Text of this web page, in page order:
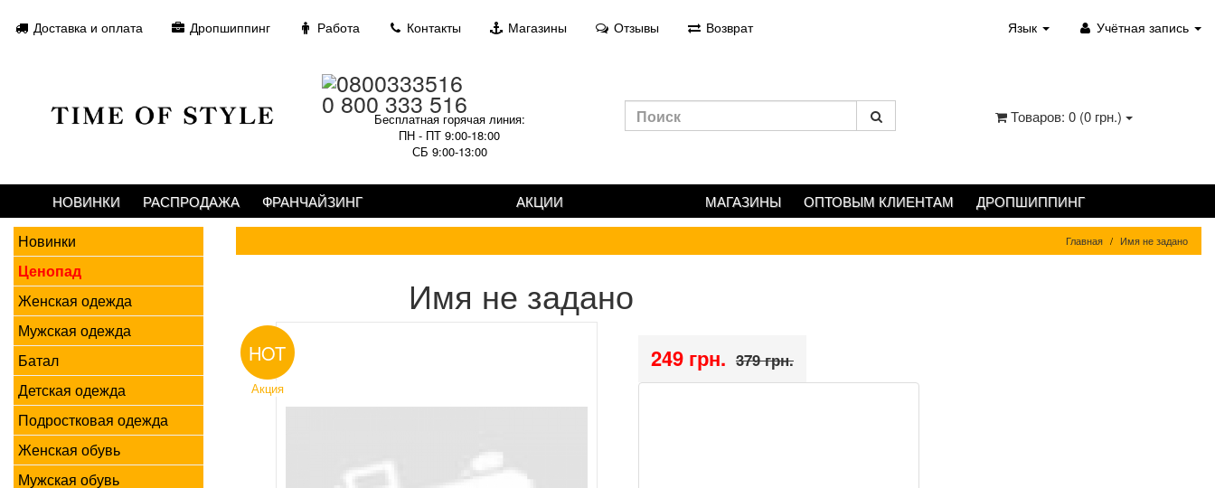
Доставка и оплата Дропшиппинг Работа Контакты Магазины Отзывы Возврат Язык Учётная запись
0 800 333 516
Бесплатная горячая линия:
ПН - ПТ 9:00-18:00
СБ 9:00-13:00
Товаров: 0 (0 грн.)
НОВИНКИ РАСПРОДАЖА ФРАНЧАЙЗИНГ АКЦИИ МАГАЗИНЫ ОПТОВЫМ КЛИЕНТАМ ДРОПШИППИНГ
Новинки
Ценопад
Женская одежда
Мужская одежда
Батал
Детская одежда
Подростковая одежда
Женская обувь
Мужская обувь
Главная Имя не задано
Имя не задано
HOT
Акция
249 грн. 379 грн.